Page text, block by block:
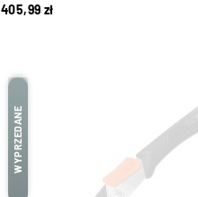
405,99 zł
WYPRZEDANE